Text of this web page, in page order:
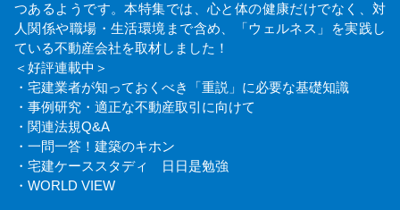
つあるようです。本特集では、心と体の健康だけでなく、対
人関係や職場・生活環境まで含め、「ウェルネス」を実践し
ている不動産会社を取材しました！
＜好評連載中＞
・宅建業者が知っておくべき「重説」に必要な基礎知識
・事例研究・適正な不動産取引に向けて
・関連法規Q&A
・一問一答！建築のキホン
・宅建ケーススタディ 日日是勉強
・WORLD VIEW